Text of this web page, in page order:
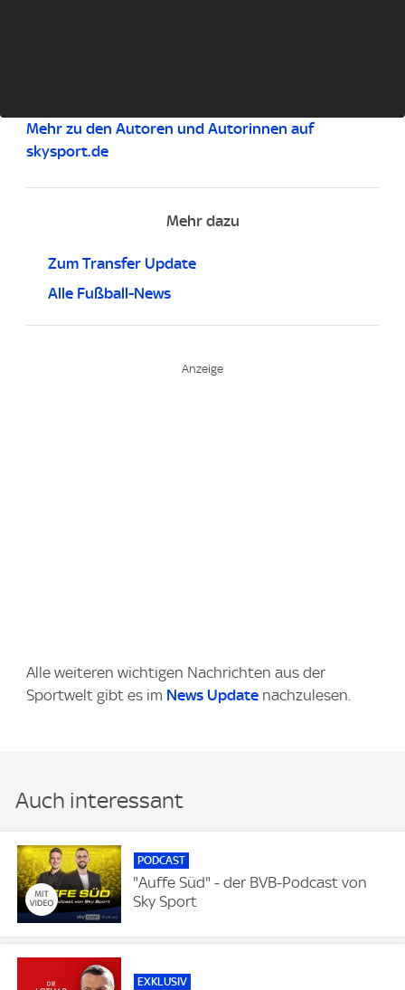
Mehr zu den Autoren und Autorinnen auf
skysport.de
Mehr dazu
Zum Transfer Update
Alle Fußball-News
Alle weiteren wichtigen Nachrichten aus der
Sportwelt gibt es im News Update nachzulesen.
Auch interessant
PODCAST
"Auffe Süd" - der BVB-Podcast von
Sky Sport
EXKLUSIV